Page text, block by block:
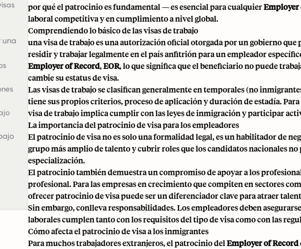
una
por qué el patrocinio es fundamental — es esencial para cualquierEmployer
laboral competitiva y en cumplimiento a nivel global.
Comprendiendo lo básico de las visas de trabajo
una visa de trabajo es una autorización oficial otorgada por un gobierno
residir y trabajar legalmente en el país anfitrión para un empleador
Employer of Record,EOR, lo que significa que el beneficiario no puede
cambie su estatus de visa.
Las visas de trabajo se clasifican generalmente en temporales (no
tiene sus propios criterios, proceso de aplicación y duración de estadía.
visa de trabajo implica cumplir con las leyes de inmigración y participar
La importancia del patrocinio de visa para los empleadores
El patrocinio de visa no es solo una formalidad legal, es un habilitador de
grupo más amplio de talento y cubrir roles que los candidatos nacionales
especialización.
El patrocinio también demuestra un compromiso de apoyar a los
profesional. Para las empresas en crecimiento que compiten en sectores
ofrecer patrocinio de visa puede ser un diferenciador clave para atraer
Sin embargo, conlleva responsabilidades. Los empleadores deben
laborales cumplen tanto con los requisitos del tipo de visa como con las
Cómo afecta el patrocinio de visa a los inmigrantes
Para muchos trabajadores extranjeros, el patrocinio delEmployer of Record